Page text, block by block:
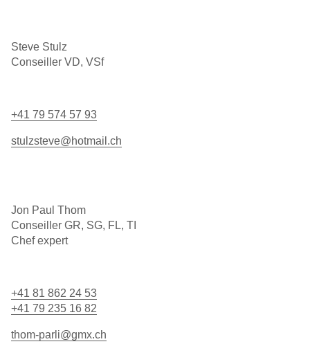
Steve Stulz
Conseiller VD, VSf
+41 79 574 57 93
stulzsteve@hotmail.ch
Jon Paul Thom
Conseiller GR, SG, FL, TI
Chef expert
+41 81 862 24 53
+41 79 235 16 82
thom-parli@gmx.ch